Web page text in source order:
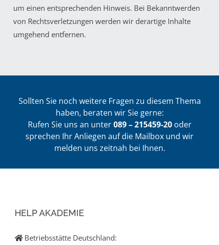
um einen entsprechenden Hinweis. Bei Bekanntwerden
von Rechtsverletzungen werden wir derartige Inhalte
umgehend entfernen.
Sollten Sie noch weitere Fragen zu diesem Thema
haben, beraten wir Sie gerne:
Rufen Sie uns an unter089 – 215459-20oder
sprechen Ihr Anliegen auf die Mailbox und wir
melden uns zeitnah bei Ihnen.
HELP AKADEMIE
Betriebsstätte Deutschland: